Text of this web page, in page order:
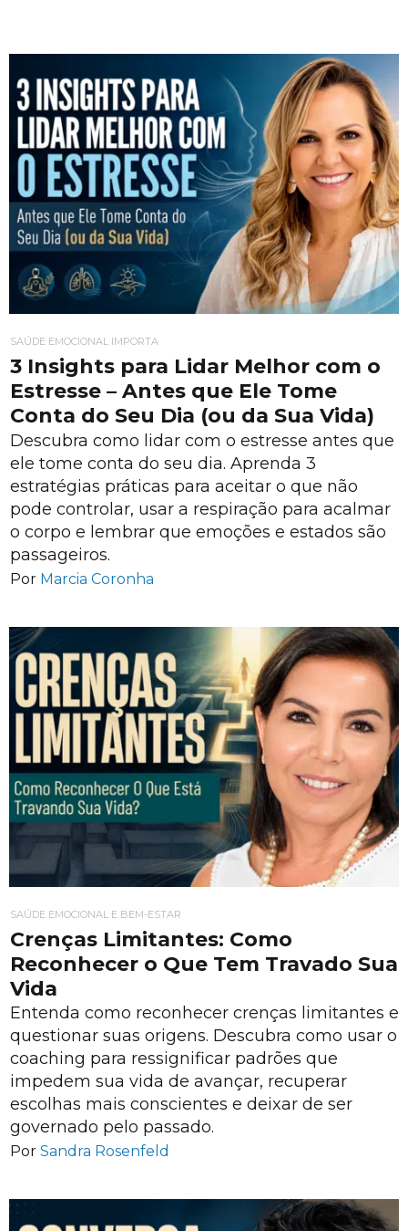
SAÚDE EMOCIONAL IMPORTA
3 Insights para Lidar Melhor com o
Estresse – Antes que Ele Tome
Conta do Seu Dia (ou da Sua Vida)
Descubra como lidar com o estresse antes que
ele tome conta do seu dia. Aprenda 3
estratégias práticas para aceitar o que não
pode controlar, usar a respiração para acalmar
o corpo e lembrar que emoções e estados são
passageiros.
Por Marcia Coronha
SAÚDE EMOCIONAL E BEM-ESTAR
Crenças Limitantes: Como
Reconhecer o Que Tem Travado Sua
Vida
Entenda como reconhecer crenças limitantes e
questionar suas origens. Descubra como usar o
coaching para ressignificar padrões que
impedem sua vida de avançar, recuperar
escolhas mais conscientes e deixar de ser
governado pelo passado.
Por Sandra Rosenfeld